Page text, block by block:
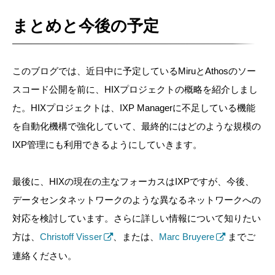
まとめと今後の予定
このブログでは、近日中に予定しているMiruとAthosのソー
スコード公開を前に、HIXプロジェクトの概略を紹介しまし
た。HIXプロジェクトは、IXP Managerに不足している機能
を自動化機構で強化していて、最終的にはどのような規模の
IXP管理にも利用できるようにしていきます。
最後に、HIXの現在の主なフォーカスはIXPですが、今後、
データセンタネットワークのような異なるネットワークへの
対応を検討しています。さらに詳しい情報について知りたい
方は、 Christoff Visser 、または、 Marc Bruyere
までご
連絡ください。